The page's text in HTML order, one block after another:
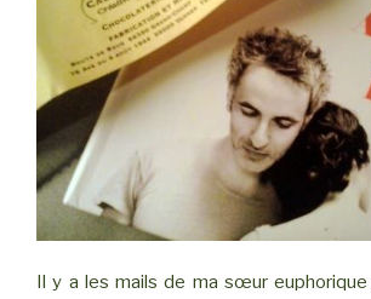
Il y a les mails de ma sœur